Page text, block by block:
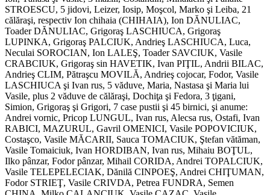
STROESCU, 5 jidovi, Leizer, Iosip, Moşcol, Marko şi Leiba, 21
călăraşi, respectiv Ion chihaia (CHIHAIA), Ion DĂNULIAC,
Toader DĂNULIAC, Grigoraş LASCHIUCA, Grigoraş
LUPINKA, Grigoraş PALCIUK, Andrieş LASCHIUCA, Luca,
Neculai SOROCIAN, Ion LALEŞ, Toader SAVCIUK, Vasile
CRABCIUK, Grigoraş sin HAVETIK, Ivan PIŢIL, Andrii BILAC,
Andrieş CLIM, Pătraşcu MOVILĂ, Andrieş cojocar, Fodor, Vasile
LASCHIUCA şi Ivan rus, 5 văduve, Maria, Nastasa şi Maria lui
Vasile, plus 2 văduve de călăraşi, Dochiţa şi Fedora, 3 ţigani,
Simion, Grigoraş şi Grigori, 7 case pustii şi 45 birnici, şi anume:
Andrei vornic, Pricop LUNGUL, Ivan rus, Alecsa rus, Ostafi, Ivan
RABICI, MAZURUL, Gavril OMENICI, Vasile POPOVICIUK,
Costaşco, Vasile MĂCARII, Sauca TOMACIUK, Ştefan vătăman,
Vasile Tomaiciuk, Ivan HORDIBAN, Ivan rus, Mihaiu BOŢUL,
Ilko pânzar, Fodor pânzar, Mihail CORIDA, Andrei TOPALCIUK,
Vasile TELEPELECIAK, Dănilă CINPOEŞ, Andrei CHIŢUMAN,
Fodor STRIEŢ, Vasile CRIVDA, Petrea FUNDRA, Semen